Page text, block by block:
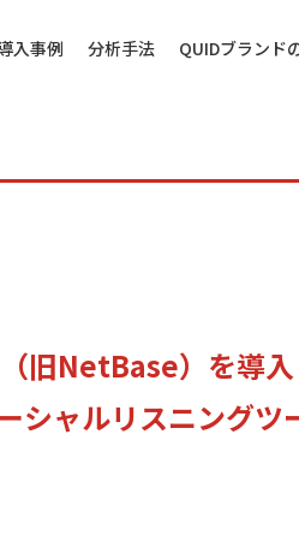
入事例 分析手法 QUIDブランド
NetBase）を導入
シャルリスニングツ